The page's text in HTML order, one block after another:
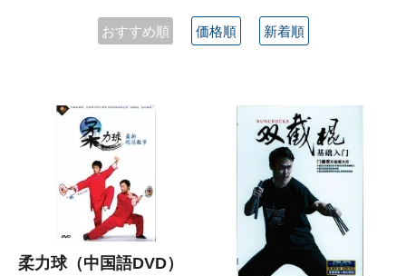
おすすめ順 価格順 新着順
柔力球（中国語DVD）